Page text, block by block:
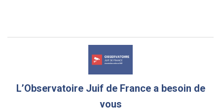
L’Observatoire Juif de France a besoin de
vous